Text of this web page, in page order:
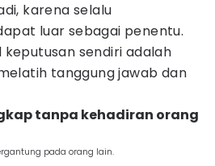
karena selalu
luar sebagai penentu.
sendiri adalah
tanggung jawab dan
tanpa kehadiran orang
pada orang lain.